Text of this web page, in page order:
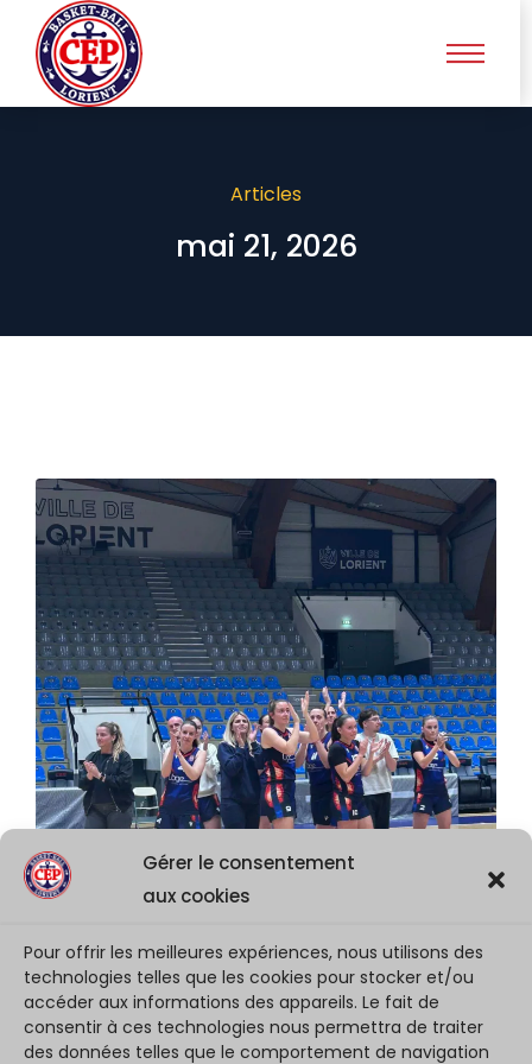
Gérer le consentement
aux cookies
Pour offrir les meilleures expériences, nous utilisons des
technologies telles que les cookies pour stocker et/ou
accéder aux informations des appareils. Le fait de
consentir à ces technologies nous permettra de traiter
des données telles que le comportement de navigation
Articles
mai 21, 2026